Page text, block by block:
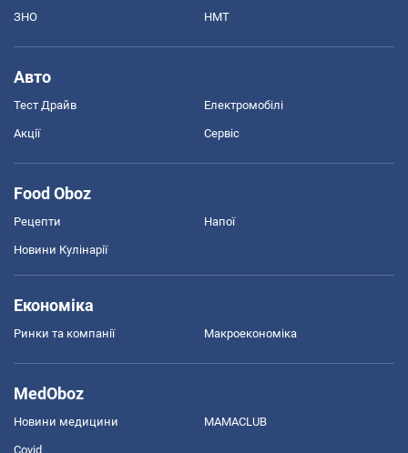
ЗНО НМТ
Авто
Тест Драйв Електромобілі
Акції Сервіс
Food Oboz
Рецепти Напої
Новини Кулінарії
Економіка
Ринки та компанії Макроекономіка
MedOboz
Новини медицини MAMACLUB
Covid